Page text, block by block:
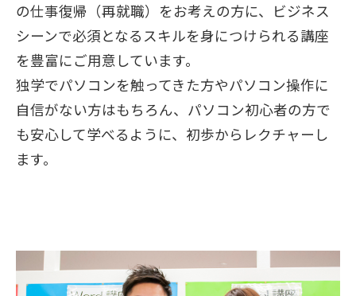
の仕事復帰（再就職）をお考えの方に、ビジネス
シーンで必須となるスキルを身につけられる講座
を豊富にご用意しています。
独学でパソコンを触ってきた方やパソコン操作に
自信がない方はもちろん、パソコン初心者の方で
も安心して学べるように、初歩からレクチャーし
ます。